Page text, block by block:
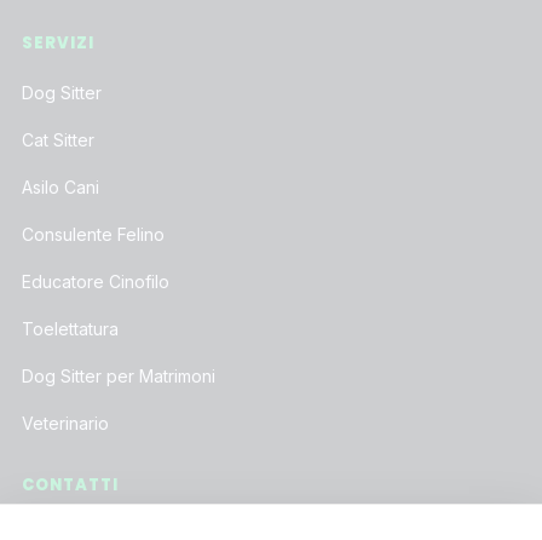
SERVIZI
Dog Sitter
Cat Sitter
Asilo Cani
Consulente Felino
Educatore Cinofilo
Toelettatura
Dog Sitter per Matrimoni
Veterinario
CONTATTI